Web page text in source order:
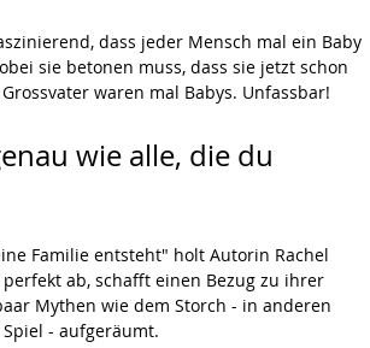
dass jeder Mensch mal ein Baby
sie betonen muss, dass sie jetzt schon
waren mal Babys. Unfassbar!
wie alle, die du
Familie entsteht" holt Autorin Rachel
ab, schafft einen Bezug zu ihrer
Mythen wie dem Storch - in anderen
- aufgeräumt.